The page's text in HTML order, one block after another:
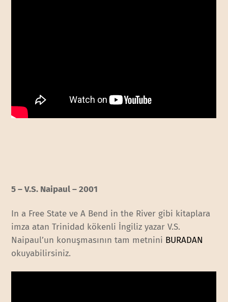
5 – V.S. Naipaul – 2001
In a Free State ve A Bend in the River gibi kitaplara
imza atan Trinidad kökenli İngiliz yazar V.S.
Naipaul’un konuşmasının tam metnini BURADAN
okuyabilirsiniz.